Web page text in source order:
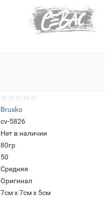
Brusko
cv-5826
Нет в наличии
80гр
50
Средняя
Оригинал
7см x 7см x 5см